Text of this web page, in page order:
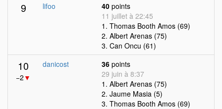
9 lifoo 40 points
11 juillet à 22:45
1. Thomas Booth Amos (69)
2. Albert Arenas (75)
3. Can Oncu (61)
10
−2 ▼
danicost 36 points
29 juin à 8:37
1. Albert Arenas (75)
2. Jaume Masia (5)
3. Thomas Booth Amos (69)